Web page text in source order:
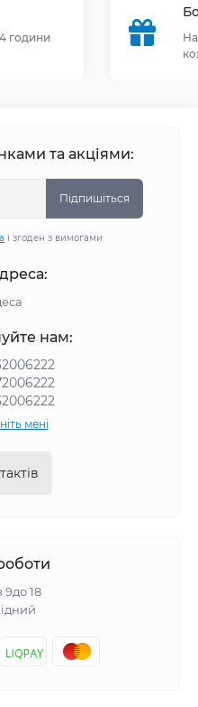
години
та акціями:
Підпишіться
і згоден з вимогами
нам:
мені
18